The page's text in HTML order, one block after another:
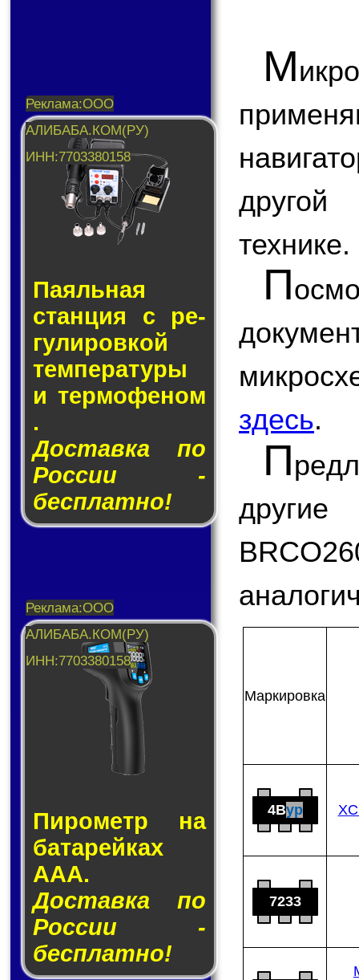
Паяльная
стан­ция с ре­
гу­ли­ров­кой
тем­пе­ра­ту­ры
и тер­мо­фе­ном
.
Доставка по
России -
бесплатно!
Пирометр на
ба­та­рей­ках
AAA.
Доставка по
России -
бесплатно!
М
другой
технике.
П
здесь.
П
Мар­ки­ров­ка
4Byp
7233